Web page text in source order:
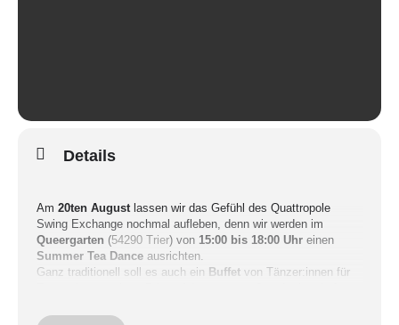
Details
Am 20ten Augustlassen wir das Gefühl des Quattropole
Swing Exchange nochmal aufleben, denn wir werden im
Queergarten (54290 Trier) von 15:00 bis 18:00 Uhr einen
Summer Tea Dance ausrichten.
Ganz traditionell soll es auch ein Buffet von Tänzer:innen für
Überblick haben, tragt euch dafür gerne in der kommenden Zeit